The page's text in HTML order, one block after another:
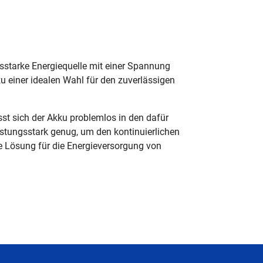
Energiequelle mit einer Spannung
einer idealen Wahl für den zuverlässigen
sich der Akku problemlos in den dafür
genug, um den kontinuierlichen
für die Energieversorgung von